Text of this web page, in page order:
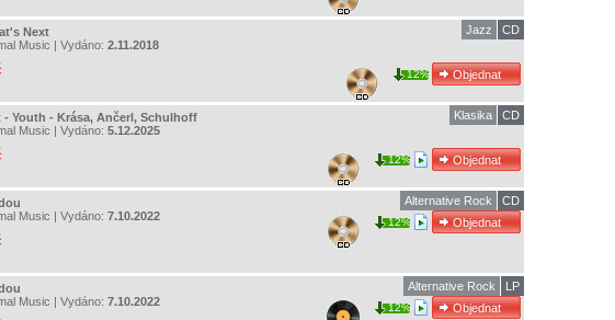
Next
Music | Vydáno: 2.11.2018
CD
Jazz
12%
- Youth - Krása, Ančerl, Schulhoff
Music | Vydáno: 5.12.2025
CD
Klasika
12%
Music | Vydáno: 7.10.2022
CD
Alternative Rock
12%
Music | Vydáno: 7.10.2022
LP
Alternative Rock
12%